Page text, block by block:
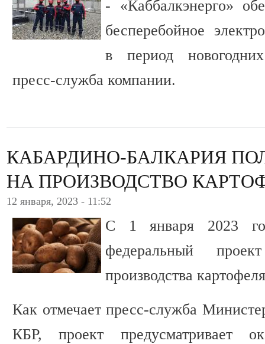
- «Каббалкэнерго»
бесперебойное
в период
пресс-служба компании.
КАБАРДИНО-БАЛКАРИЯ
НА ПРОИЗВОДСТВО
12 января, 2023 - 11:52
С 1 января 2023
федеральный
производства
Как отмечает пресс-служба
КБР, проект предусматривает